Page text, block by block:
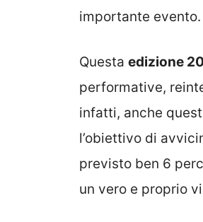
importante evento.
Questa edizione
performative,
infatti, anche
l’obiettivo di
previsto ben 6
un vero e proprio